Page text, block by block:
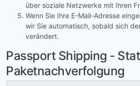
über soziale Netzwerke mit Ihren
Wenn Sie Ihre E-Mail-Adresse
wir Sie automatisch, sobald sich
verändert.
Passport Shipping -
Paketnachverfolgung